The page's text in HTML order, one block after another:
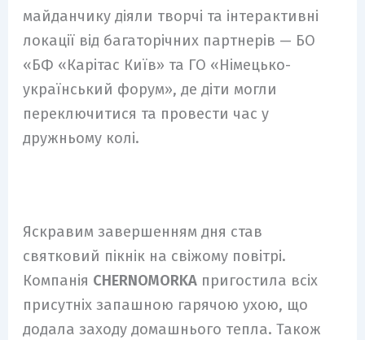
майданчику діяли творчі та інтерактивні
локації від багаторічних партнерів — БО
«БФ «Карітас Київ» та ГО «Німецько-
український форум», де діти могли
переключитися та провести час у
дружньому колі.
Яскравим завершенням дня став
святковий пікнік на свіжому повітрі.
Компанія CHERNOMORKA пригостила всіх
присутніх запашною гарячою ухою, що
додала заходу домашнього тепла. Також